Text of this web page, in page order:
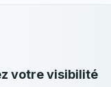
votre visibilité